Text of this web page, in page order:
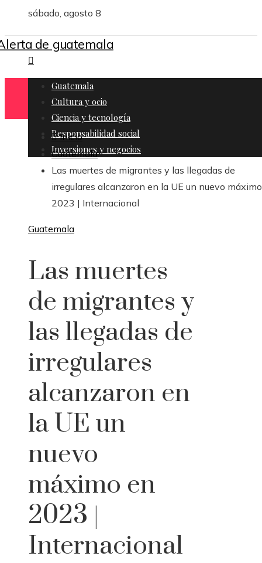
sábado, agosto 8
Guatemala
Cultura y ocio
Ciencia y tecnología
Responsabilidad social
Inversiones y negocios
Inicio
Guatemala
Las muertes de migrantes y las llegadas de
irregulares alcanzaron en la UE un nuevo
2023 | Internacional
Guatemala
Las muertes
de migrantes y
las llegadas de
irregulares
alcanzaron en
la UE un
nuevo
máximo en
2023 |
Internacional